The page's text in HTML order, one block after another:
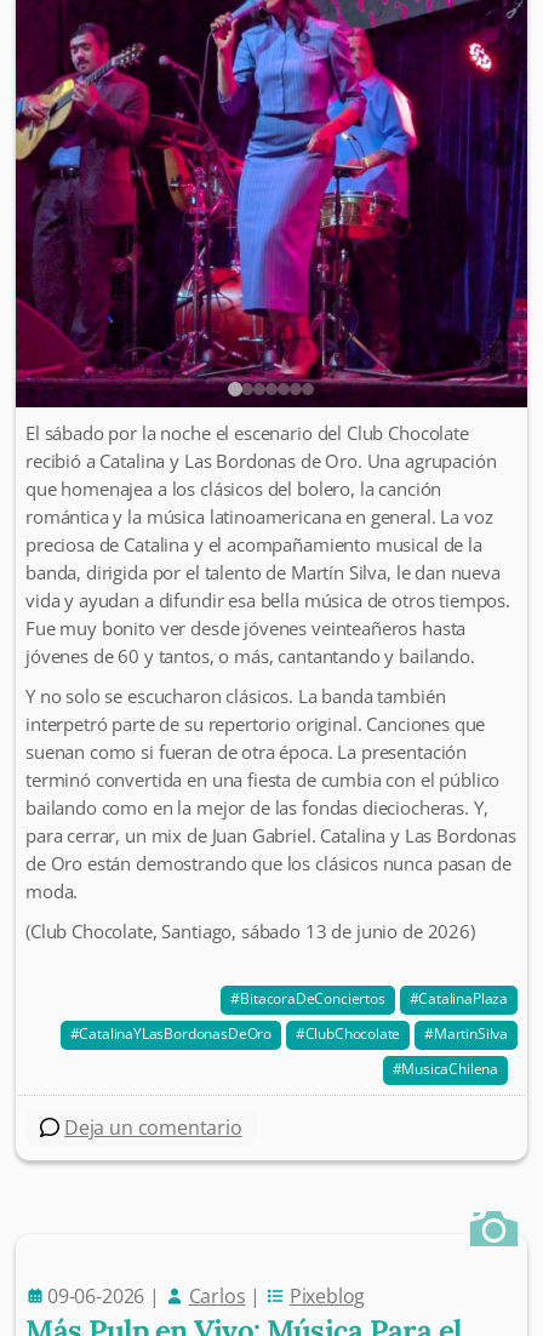
El sábado por la noche el escenario del Club Chocolate
recibió a Catalina y Las Bordonas de Oro. Una agrupación
que homenajea a los clásicos del bolero, la canción
romántica y la música latinoamericana en general. La voz
preciosa de Catalina y el acompañamiento musical de la
banda, dirigida por el talento de Martín Silva, le dan nueva
vida y ayudan a difundir esa bella música de otros tiempos.
Fue muy bonito ver desde jóvenes veinteañeros hasta
jóvenes de 60 y tantos, o más, cantantando y bailando.
Y no solo se escucharon clásicos. La banda también
interpetró parte de su repertorio original. Canciones que
suenan como si fueran de otra época. La presentación
terminó convertida en una fiesta de cumbia con el público
bailando como en la mejor de las fondas dieciocheras. Y,
para cerrar, un mix de Juan Gabriel. Catalina y Las Bordonas
de Oro están demostrando que los clásicos nunca pasan de
moda.
(Club Chocolate, Santiago, sábado 13 de junio de 2026)
BitacoraDeConciertos
CatalinaPlaza
CatalinaYLasBordonasDeOro
ClubChocolate
MartinSilva
MusicaChilena
Deja un comentario
09-06-2026 | Carlos | Pixeblog